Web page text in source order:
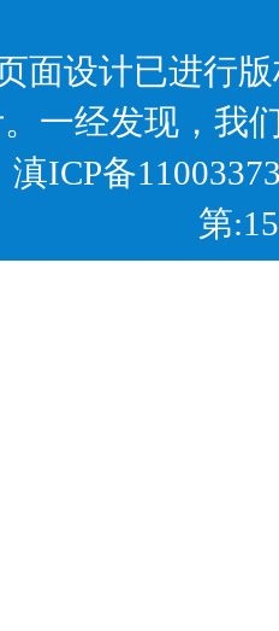
面设计已进行
一经发现，我
滇ICP备
第